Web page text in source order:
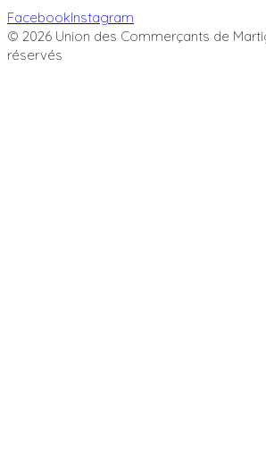
FacebookInstagram
© 2026 Union des Commerçants de
réservés